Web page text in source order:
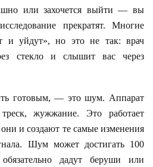
или захочется выйти — вы
прекратят. Многие
и уйдут», но это не так: врач
стекло и слышит вас через
готовым, — это шум. Аппарат
жужжание. Это работает
и создают те самые изменения
Шум может достигать 100
дадут беруши или